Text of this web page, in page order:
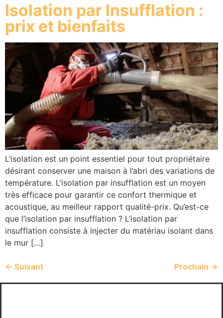
Isolation par Insufflation :
prix et bienfaits
L’isolation est un point essentiel pour tout propriétaire
désirant conserver une maison à l’abri des variations de
température. L’isolation par insufflation est un moyen
très efficace pour garantir ce confort thermique et
acoustique, au meilleur rapport qualité-prix. Qu’est-ce
que l’isolation par insufflation ? L’isolation par
insufflation consiste à injecter du matériau isolant dans
le mur […]
← Suivant Prochain →